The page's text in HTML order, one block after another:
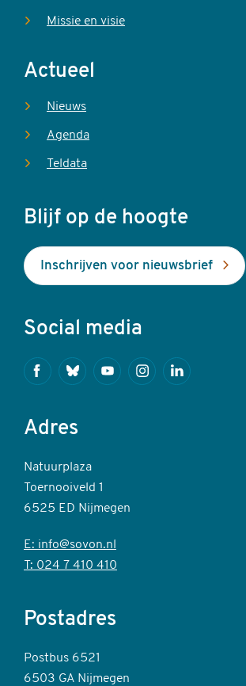
Missie en visie
Actueel
Nieuws
Agenda
Teldata
Blijf op de hoogte
Inschrijven voor nieuwsbrief
Social media
FacebookBlueskyYoutubeInstagramLinkedin
Adres
Natuurplaza
Toernooiveld 1
6525 ED Nijmegen
E: info@sovon.nl
T: 024 7 410 410
Postadres
Postbus 6521
6503 GA Nijmegen